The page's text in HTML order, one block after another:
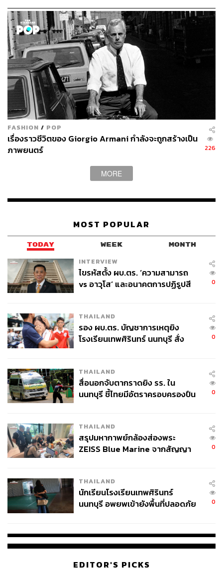
FASHION / POP
เรื่องราวชีวิตของ Giorgio Armani กำลังจะถูกสร้างเป็น
ภาพยนตร์
226
MORE
MOST POPULAR
TODAY WEEK MONTH
INTERVIEW
ไขรหัสตั้ง ผบ.ตร. ‘ความสามารถ
vs อาวุโส’ และอนาคตการปฏิรูปสี
0
THAILAND
รอง ผบ.ตร. บัญชาการเหตุยิง
โรงเรียนเทพศิรินทร์ นนทบุรี สั่ง
0
THAILAND
สื่อนอกจับตากราดยิง รร. ใน
นนทบุรี ชี้ไทยมีอัตราครอบครองปืน
0
THAILAND
สรุปมหากาพย์กล้องส่องพระ
ZEISS Blue Marine จากสัญญา
จ่ายหนี้-แอบระบุแบรนด์
0
THAILAND
นักเรียนโรงเรียนเทพศิรินทร์
นนทบุรี อพยพเข้ายังพื้นที่ปลอดภัย
0
EDITOR'S PICKS